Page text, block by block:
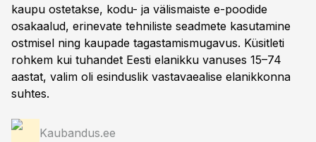
kaupu ostetakse, kodu- ja välismaiste e-poodide
osakaalud, erinevate tehniliste seadmete kasutamine
ostmisel ning kaupade tagastamismugavus. Küsitleti
rohkem kui tuhandet Eesti elanikku vanuses 15–74
aastat, valim oli esinduslik vastavaealise elanikkonna
suhtes.
Kaubandus.ee